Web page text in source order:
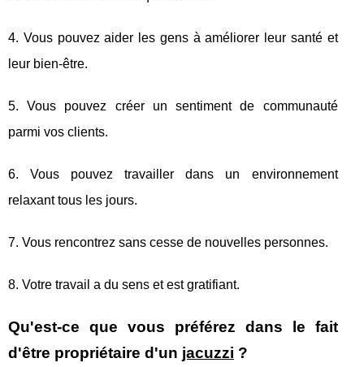
4. Vous pouvez aider les gens à améliorer leur santé et
leur bien-être.
5. Vous pouvez créer un sentiment de communauté
parmi vos clients.
6. Vous pouvez travailler dans un environnement
relaxant tous les jours.
7. Vous rencontrez sans cesse de nouvelles personnes.
8. Votre travail a du sens et est gratifiant.
Qu'est-ce que vous préférez dans le fait
d'être propriétaire d'un jacuzzi ?